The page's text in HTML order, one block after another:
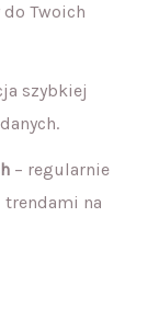
Twoich
szybkiej
– regularnie
trendami na